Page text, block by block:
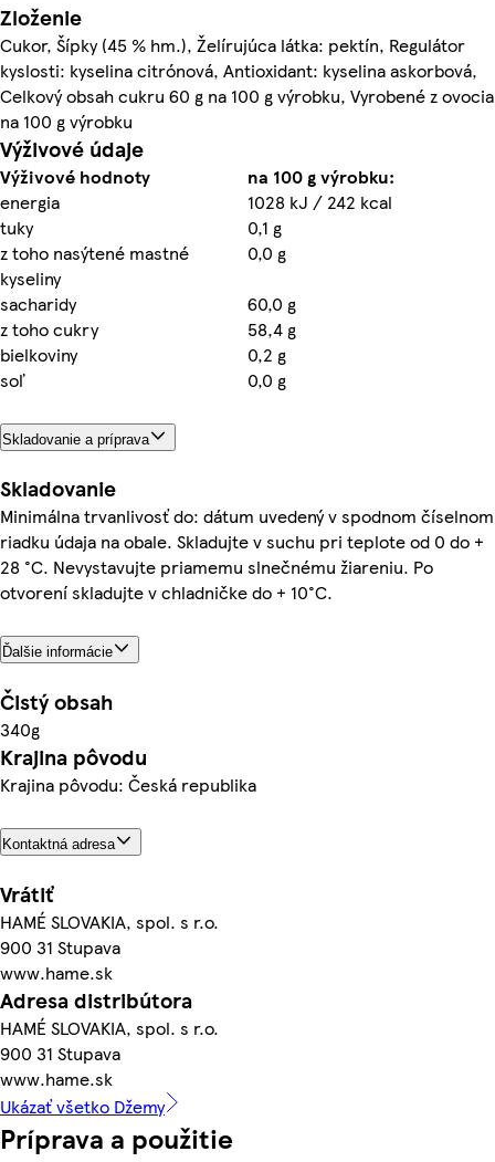
Zloženie
Cukor, Šípky (45 % hm.), Želírujúca látka: pektín, Regulátor
kyslosti: kyselina citrónová, Antioxidant: kyselina askorbová,
Celkový obsah cukru 60 g na 100 g výrobku, Vyrobené z ovocia
na 100 g výrobku
Výživové údaje
Výživové hodnoty
na 100 g výrobku:
energia
1028 kJ / 242 kcal
tuky
0,1 g
z toho nasýtené mastné
kyseliny
0,0 g
sacharidy
60,0 g
z toho cukry
58,4 g
bielkoviny
0,2 g
soľ
0,0 g
Skladovanie a príprava
Skladovanie
Minimálna trvanlivosť do: dátum uvedený v spodnom číselnom
riadku údaja na obale. Skladujte v suchu pri teplote od 0 do +
28 °C. Nevystavujte priamemu slnečnému žiareniu. Po
otvorení skladujte v chladničke do + 10°C.
Ďalšie informácie
Čistý obsah
340g
Krajina pôvodu
Krajina pôvodu: Česká republika
Kontaktná adresa
Vrátiť
HAMÉ SLOVAKIA, spol. s r.o.
900 31 Stupava
www.hame.sk
Adresa distribútora
HAMÉ SLOVAKIA, spol. s r.o.
900 31 Stupava
www.hame.sk
Ukázať všetko Džemy
Príprava a použitie